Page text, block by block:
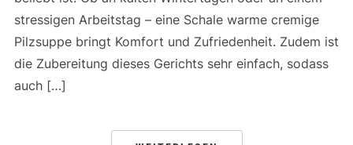
stressigen Arbeitstag – eine Schale warme cremige
Pilzsuppe bringt Komfort und Zufriedenheit. Zudem ist
die Zubereitung dieses Gerichts sehr einfach, sodass
auch […]